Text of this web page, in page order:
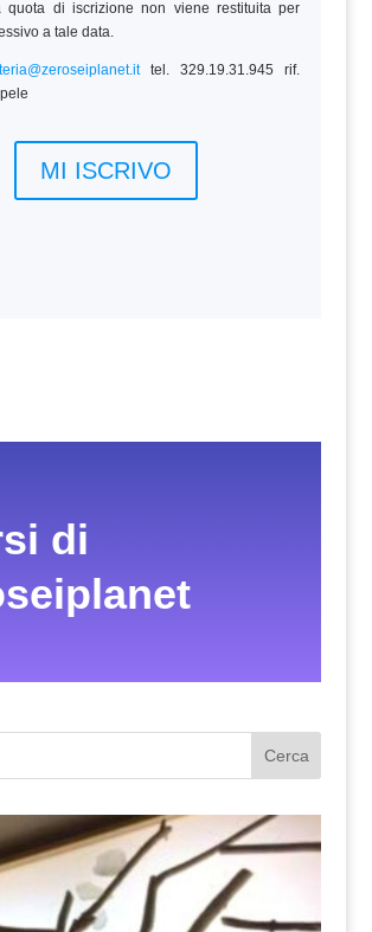
quota di iscrizione non viene restituita per
a tale data.
tel. 329.19.31.945 rif.
MI ISCRIVO
di
Cerca